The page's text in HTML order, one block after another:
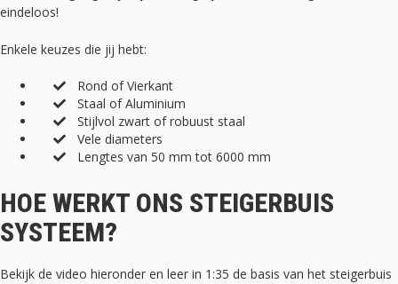
eindeloos!
Enkele keuzes die jij hebt:
Rond of Vierkant
Staal of Aluminium
Stijlvol zwart of robuust staal
Vele diameters
Lengtes van 50 mm tot 6000 mm
HOE WERKT ONS STEIGERBUIS
SYSTEEM?
Bekijk de video hieronder en leer in 1:35 de basis van het steigerbuis